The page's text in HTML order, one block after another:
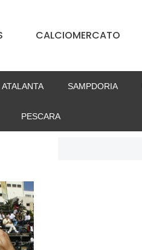
CALCIOMERCATO
ATALANTA SAMPDORIA
PESCARA